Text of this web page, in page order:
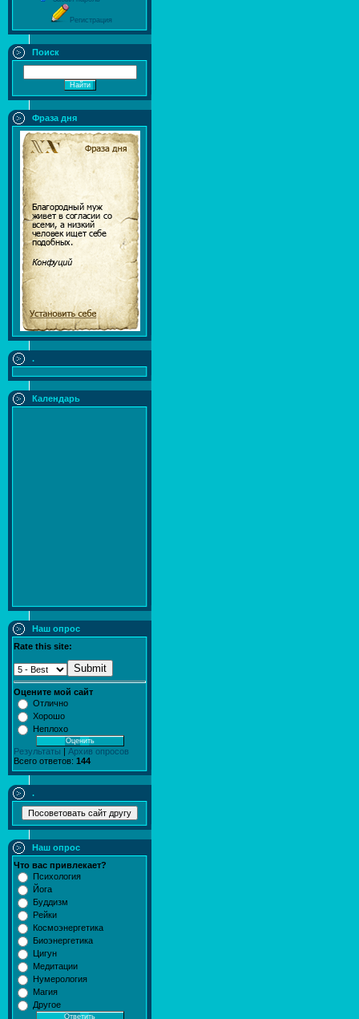
Регистрация
Поиск
Фраза дня
.
Календарь
Наш опрос
Rate this site:
Submit
Оцените мой сайт
Отлично
Хорошо
Неплохо
Результаты
Архив опросов
Всего ответов: 144
.
Наш опрос
Что вас привлекает?
Психология
Йога
Буддизм
Рейки
Космоэнергетика
Биоэнергетика
Цигун
Медитации
Нумерология
Магия
Другое